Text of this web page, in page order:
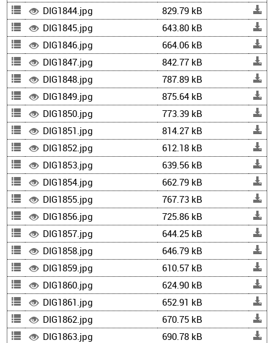
DIG1844.jpg
829.79 kB
DIG1845.jpg
643.80 kB
DIG1846.jpg
664.06 kB
DIG1847.jpg
842.77 kB
DIG1848.jpg
787.89 kB
DIG1849.jpg
875.64 kB
DIG1850.jpg
773.39 kB
DIG1851.jpg
814.27 kB
DIG1852.jpg
612.18 kB
DIG1853.jpg
639.56 kB
DIG1854.jpg
662.79 kB
DIG1855.jpg
767.73 kB
DIG1856.jpg
725.86 kB
DIG1857.jpg
644.25 kB
DIG1858.jpg
646.79 kB
DIG1859.jpg
610.57 kB
DIG1860.jpg
624.90 kB
DIG1861.jpg
652.91 kB
DIG1862.jpg
670.75 kB
DIG1863.jpg
690.78 kB